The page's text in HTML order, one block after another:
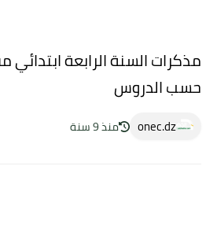
مذكرات السنة الرابعة ابتدائي
حسب الدروس
onec.dz منذ 9 سنة